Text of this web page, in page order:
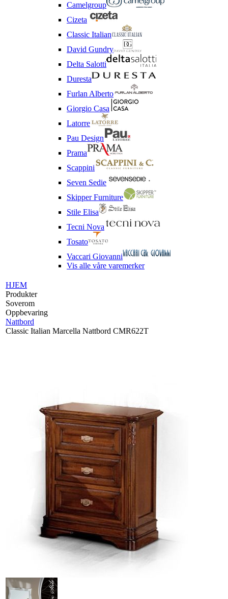
Camelgroup
Cizeta
Classic Italian
David Gundry
Delta Salotti
Duresta
Furlan Alberto
Giorgio Casa
Latorre
Pau Design
Prama
Scappini
Seven Sedie
Skipper Furniture
Stile Elisa
Tecni Nova
Tosato
Vaccari Giovanni
Vis alle våre varemerker
HJEM
Produkter
Soverom
Oppbevaring
Nattbord
Classic Italian Marcella Nattbord CMR622T